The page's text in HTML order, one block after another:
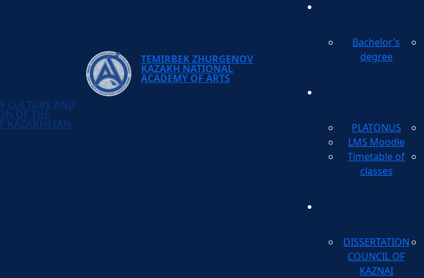
TEMIRBEK ZHURGENOV
KAZAKH NATIONAL
ACADEMY OF ARTS
CULTURE AND
OF THE
KAZAKHSTAN
Bachelor’s
degree
PLATONUS
LMS Moodle
Timetable of
classes
DISSERTATION
COUNCIL OF
KAZNAI